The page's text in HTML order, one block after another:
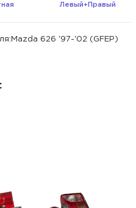
Левый+Правый
626 '97-'02 (GFEP)